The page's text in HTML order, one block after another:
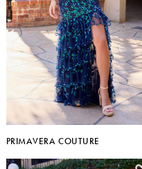
PRIMAVERA COUTURE